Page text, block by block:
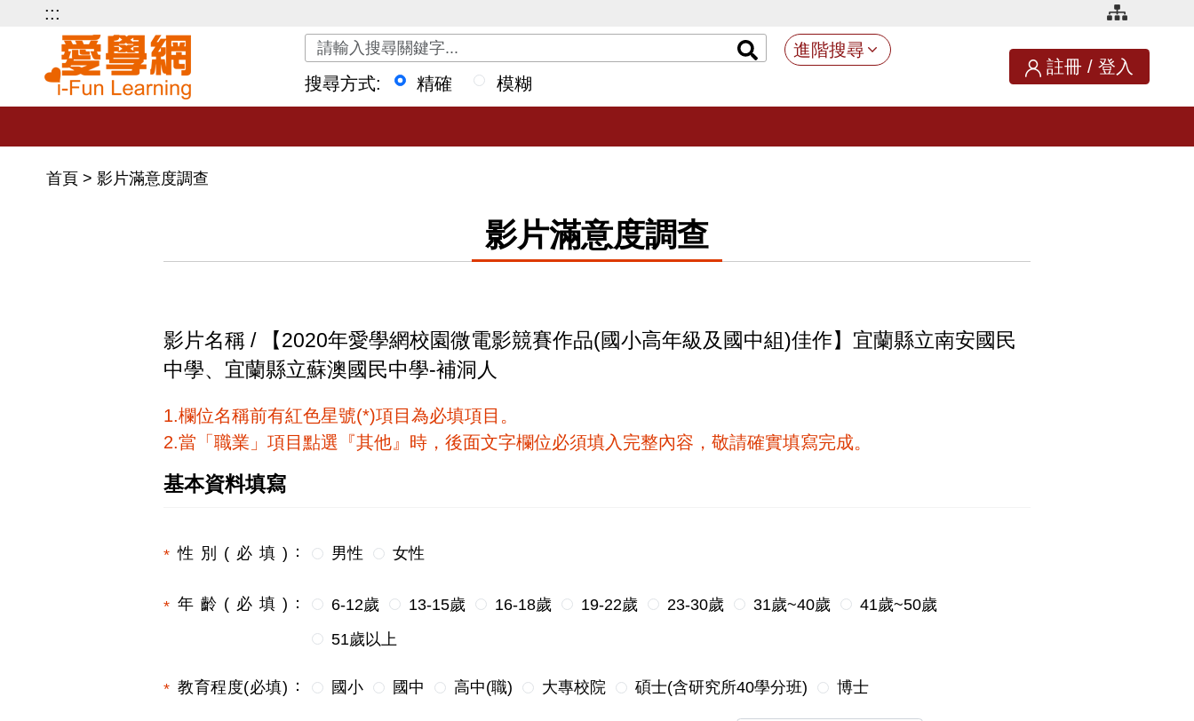
:::
關鍵字搜尋
進階搜尋
搜尋方式:
精確 模糊
註冊 / 登入
首頁 > 影片滿意度調查
影片滿意度調查
影片名稱 / 【2020年愛學網校園微電影競賽作品(國小高年級及國中組)佳作】宜蘭縣立南安國民
中學、宜蘭縣立蘇澳國民中學-補洞人
1.欄位名稱前有紅色星號(*)項目為必填項目。
2.當「職業」項目點選『其他』時，後面文字欄位必須填入完整內容，敬請確實填寫完成。
基本資料填寫
性別(必填) 男性 女性
年齡(必填) 6-12歲 13-15歲 16-18歲 19-22歲 23-30歲 31歲~40歲
41歲~50歲
51歲以上
教育程度(必填) 國小 國中 高中(職) 大專校院 碩士(含研究所40學分班) 博士